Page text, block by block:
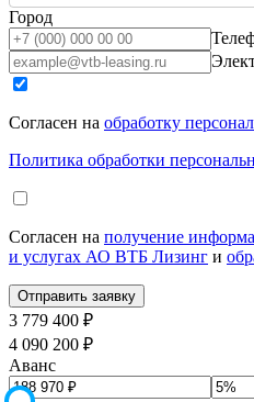
Город
Согласен на обработку
Политика обработки
Согласен на получение
и услугах АО ВТБ Лизинг и
3 779 400 ₽
4 090 200 ₽
Аванс